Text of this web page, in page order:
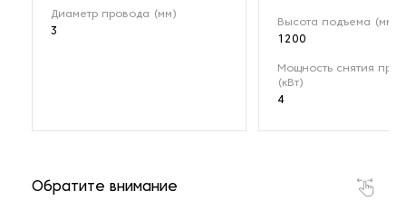
Диаметр провода (мм)
3
Высота подъема (мм)
1200
Мощность снятия
(кВт)
4
Обратите внимание